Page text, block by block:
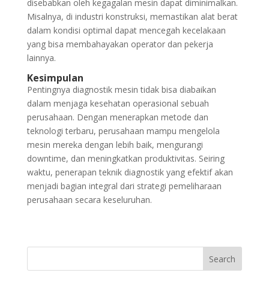
disebabkan oleh kegagalan mesin dapat diminimalkan.
Misalnya, di industri konstruksi, memastikan alat berat
dalam kondisi optimal dapat mencegah kecelakaan
yang bisa membahayakan operator dan pekerja
lainnya.
Kesimpulan
Pentingnya diagnostik mesin tidak bisa diabaikan
dalam menjaga kesehatan operasional sebuah
perusahaan. Dengan menerapkan metode dan
teknologi terbaru, perusahaan mampu mengelola
mesin mereka dengan lebih baik, mengurangi
downtime, dan meningkatkan produktivitas. Seiring
waktu, penerapan teknik diagnostik yang efektif akan
menjadi bagian integral dari strategi pemeliharaan
perusahaan secara keseluruhan.
Search